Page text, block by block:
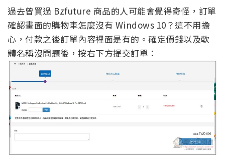
過去曾買過 Bzfuture 商品的人可能會覺得奇怪，訂單
確認畫面的購物車怎麼沒有 Windows 10？這不用擔
心，付款之後訂單內容裡面是有的。確定價錢以及軟
體名稱沒問題後，按右下方提交訂單：